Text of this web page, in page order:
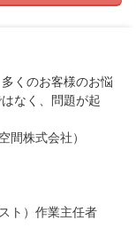
くのお客様のお悩
なく、問題が起
間株式会社）
ト）作業主任者